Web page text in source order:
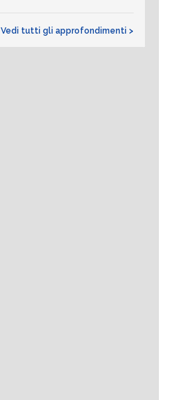
Vedi tutti gli approfondimenti >